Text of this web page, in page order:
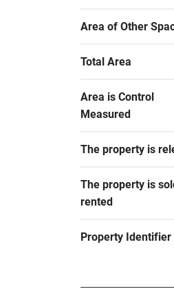
Area of Other
Total Area
Area is Control
Measured
The property is
The property is
rented
Property Identifier